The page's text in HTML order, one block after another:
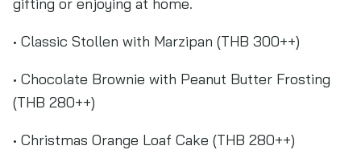
• Classic Stollen with Marzipan (THB 300++)
• Chocolate Brownie with Peanut Butter Frosting
(THB 280++)
• Christmas Orange Loaf Cake (THB 280++)